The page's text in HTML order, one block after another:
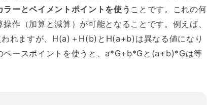
ーとペイメントポイントを使う ことです。これの何
作（加算と減算）が可能となることです。例えば、
れますが、H(a)＋H(b)とH(a+b)は異なる値になり
ベースポイントを使うと、a*G+b*Gと(a+b)*Gは等